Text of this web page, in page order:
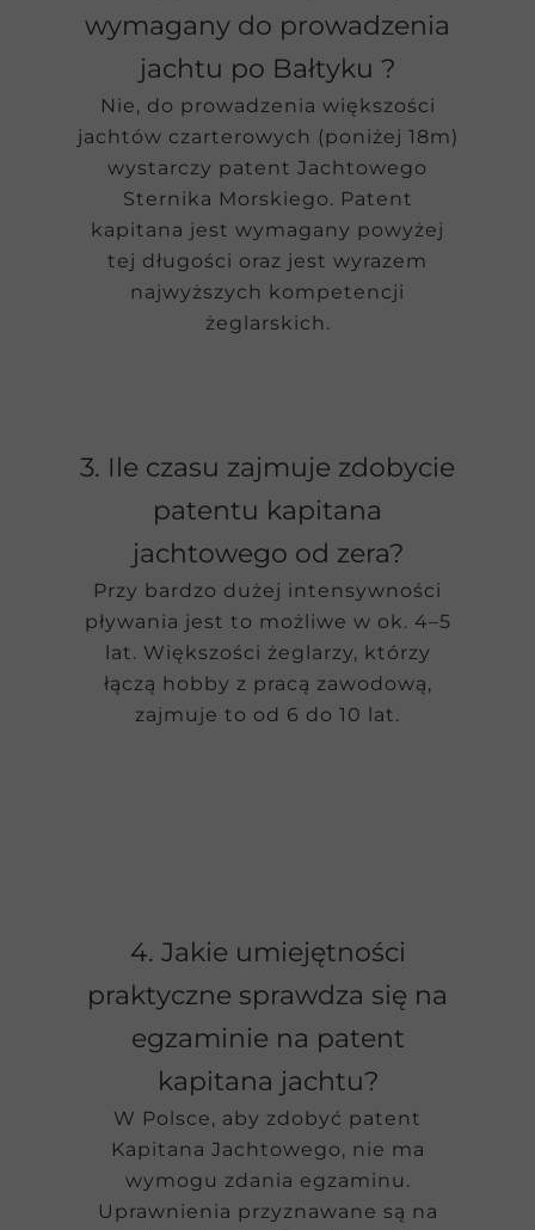
wymagany do prowadzenia
jachtu po Bałtyku ?
Nie, do prowadzenia większości
jachtów czarterowych (poniżej 18m)
wystarczy patent Jachtowego
Sternika Morskiego. Patent
kapitana jest wymagany powyżej
tej długości oraz jest wyrazem
najwyższych kompetencji
żeglarskich.
3. Ile czasu zajmuje zdobycie
patentu kapitana
jachtowego od zera?
Przy bardzo dużej intensywności
pływania jest to możliwe w ok. 4–5
lat. Większości żeglarzy, którzy
łączą hobby z pracą zawodową,
zajmuje to od 6 do 10 lat.
4. Jakie umiejętności
praktyczne sprawdza się na
egzaminie na patent
kapitana jachtu?
W Polsce, aby zdobyć patent
Kapitana Jachtowego, nie ma
wymogu zdania egzaminu.
Uprawnienia przyznawane są na